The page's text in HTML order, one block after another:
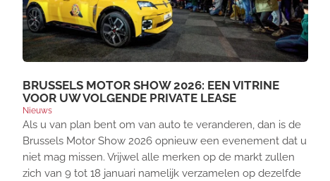
BRUSSELS MOTOR SHOW 2026: EEN VITRINE
VOOR UW VOLGENDE PRIVATE LEASE
Nieuws
Als u van plan bent om van auto te veranderen, dan is de
Brussels Motor Show 2026 opnieuw een evenement dat u
niet mag missen. Vrijwel alle merken op de markt zullen
zich van 9 tot 18 januari namelijk verzamelen op dezelfde